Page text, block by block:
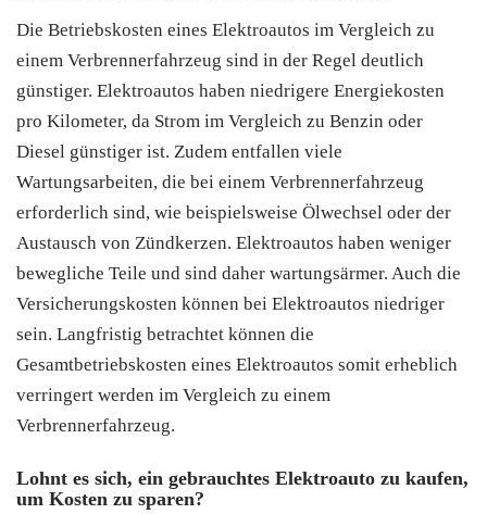
Die Betriebskosten eines Elektroautos im Vergleich zu
einem Verbrennerfahrzeug sind in der Regel deutlich
günstiger. Elektroautos haben niedrigere Energiekosten
pro Kilometer, da Strom im Vergleich zu Benzin oder
Diesel günstiger ist. Zudem entfallen viele
Wartungsarbeiten, die bei einem Verbrennerfahrzeug
erforderlich sind, wie beispielsweise Ölwechsel oder der
Austausch von Zündkerzen. Elektroautos haben weniger
bewegliche Teile und sind daher wartungsärmer. Auch die
Versicherungskosten können bei Elektroautos niedriger
sein. Langfristig betrachtet können die
Gesamtbetriebskosten eines Elektroautos somit erheblich
verringert werden im Vergleich zu einem
Verbrennerfahrzeug.
Lohnt es sich, ein gebrauchtes Elektroauto zu kaufen,
um Kosten zu sparen?